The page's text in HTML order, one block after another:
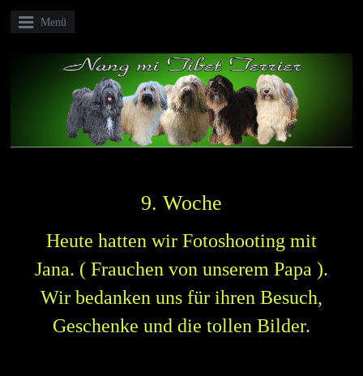
Menü
9. Woche
Heute hatten wir Fotoshooting mit
Jana. ( Frauchen von unserem Papa ).
Wir bedanken uns für ihren Besuch,
Geschenke und die tollen Bilder.